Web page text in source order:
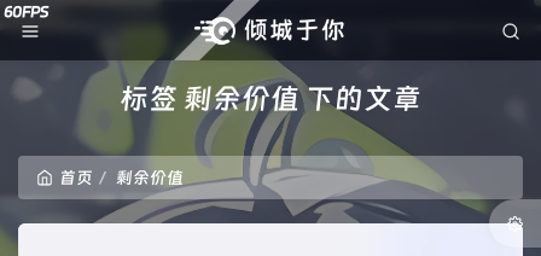
标签 剩余价值 下的文章
首页 剩余价值